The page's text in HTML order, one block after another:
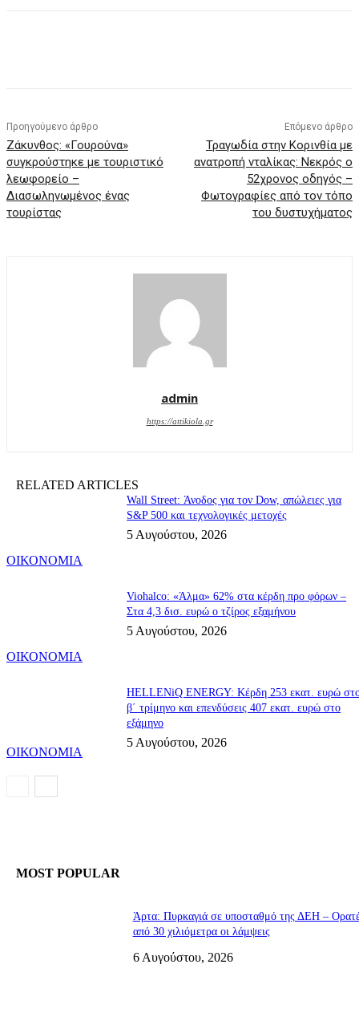
Προηγούμενο άρθρο
Ζάκυνθος: «Γουρούνα»
συγκρούστηκε με τουριστικό
λεωφορείο –
Διασωληνωμένος ένας
τουρίστας
Επόμενο άρθρο
Τραγωδία στην Κορινθία με
ανατροπή νταλίκας: Νεκρός ο
52χρονος οδηγός –
Φωτογραφίες από τον τόπο
του δυστυχήματος
admin
https://attikiola.gr
RELATED ARTICLES
ΟΙΚΟΝΟΜΙΑ
Wall Street: Άνοδος για τον Dow, απώλειες για
S&P 500 και τεχνολογικές μετοχές
5 Αυγούστου, 2026
ΟΙΚΟΝΟΜΙΑ
Viohalco: «Άλμα» 62% στα κέρδη προ φόρων –
Στα 4,3 δισ. ευρώ ο τζίρος εξαμήνου
5 Αυγούστου, 2026
ΟΙΚΟΝΟΜΙΑ
HELLENiQ ENERGY: Κέρδη 253 εκατ. ευρώ
β΄ τρίμηνο και επενδύσεις 407 εκατ. ευρώ στο
εξάμηνο
5 Αυγούστου, 2026
MOST POPULAR
Άρτα: Πυρκαγιά σε υποσταθμό της ΔΕΗ –
από 30 χιλιόμετρα οι λάμψεις
6 Αυγούστου, 2026